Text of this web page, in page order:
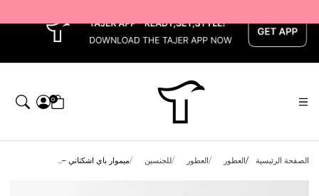
0
الصفحة الرئيسية العطور العطور للجنسين ميموار باي اشكناني –...